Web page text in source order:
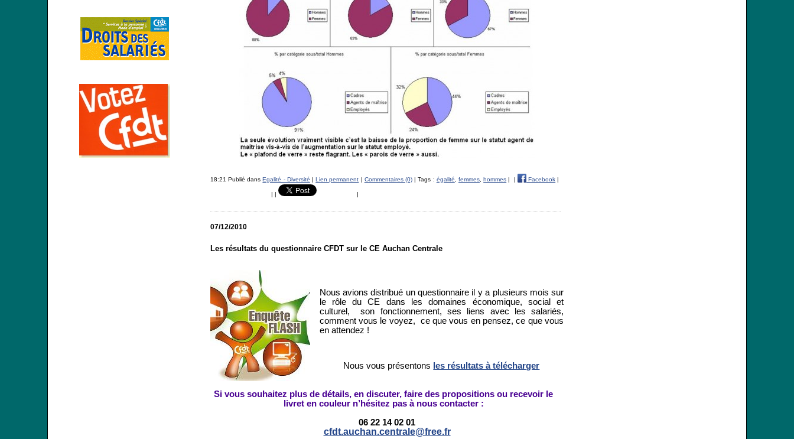
18:21 Publié dansEgalité - Diversité |Lien permanent | Commentaires (0) | Tags : égalité femmes,hommes | | Facebook |
| | |
07/12/2010
Les résultats du questionnaire CFDT sur le CE Auchan Centrale
Nous avions distribué un questionnaire il y a plusieurs mois sur
le rôle du CE dans les domaines économique, social et
culturel,
son fonctionnement, ses liens avec les salariés,
comment vous le voyez,
ce que vous en pensez, ce que vous
en attendez !
Nous vous présentons les résultats à télécharger
Si vous souhaitez plus de détails, en discuter, faire des propositions ou recevoir le
livret en couleur n’hésitez pas à nous contacter :
06 22 14 02 01
cfdt.auchan.centrale@free.fr